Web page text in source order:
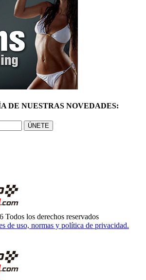
DE NUESTRAS NOVEDADES:
ÚNETE
los derechos reservados
de uso, normas y política de privacidad.